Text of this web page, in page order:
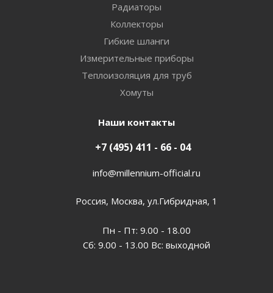
Радиаторы
Коллекторы
Гибкие шланги
Измерительные приборы
Теплоизоляция для труб
Хомуты
Наши контакты
+7 (495) 411 - 66 - 04
info@millennium-official.ru
Россия, Москва, ул.Гибридная, 1
Пн - Пт: 9.00 - 18.00
Сб: 9.00 - 13.00 Вс: выходной